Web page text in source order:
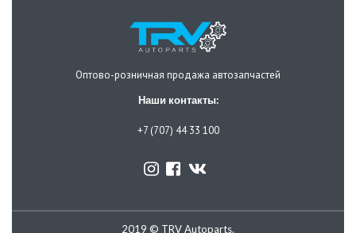
Оптово-розничная продажа автозапчастей
Наши контакты:
+7 (707) 44 33 100
2019 © TRV Autoparts.